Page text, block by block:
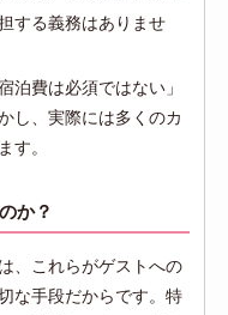
する義務はありませ
泊費は必須ではない」
し、実際には多くのカ
す。
か？
、これらがゲストへの
な手段だからです。特